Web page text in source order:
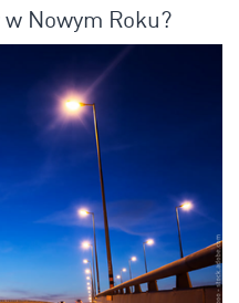
Nowym Roku?